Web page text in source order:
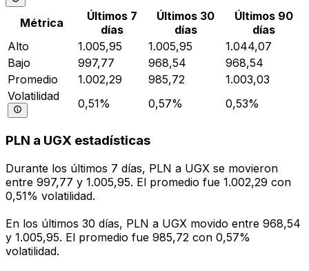
Métrica
Últimos 7
días
Últimos 30
días
Últimos 90
días
Alto
1.005,95 1.005,95
1.044,07
Bajo
997,77 968,54
968,54
Promedio
1.002,29 985,72
1.003,03
Volatilidad
0,51% 0,57% 0,53%
PLN a UGX estadísticas
Durante los últimos 7 días, PLN a UGX se movieron
entre 997,77 y 1.005,95. El promedio fue 1.002,29 con
0,51% volatilidad.
En los últimos 30 días, PLN a UGX movido entre 968,54
y 1.005,95. El promedio fue 985,72 con 0,57%
volatilidad.